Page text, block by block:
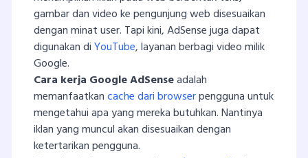
gambar dan video ke pengunjung web disesuaikan
dengan minat user. Tapi kini, AdSense juga dapat
digunakan diYouTube, layanan berbagi video milik
Google.
Cara kerja Google AdSenseadalah
memanfaatkancache dari browserpengguna untuk
mengetahui apa yang mereka butuhkan. Nantinya
iklan yang muncul akan disesuaikan dengan
ketertarikan pengguna.